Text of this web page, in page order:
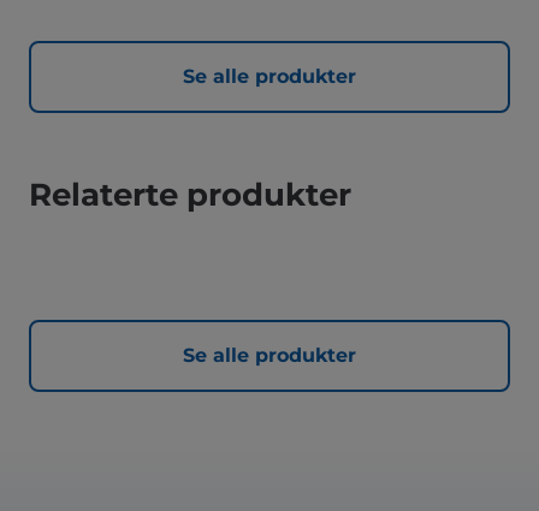
Se alle produkter
Relaterte produkter
Se alle produkter